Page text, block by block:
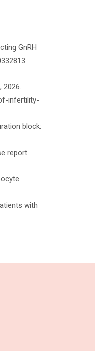
GnRH
2026.
infertility-
block:
report.
with